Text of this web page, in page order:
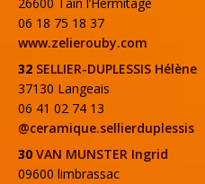
06 18 75 18 37
www.zelierouby.com
32 SELLIER-DUPLESSIS Hélène
37130 Langeais
06 41 02 74 13
@ceramique.sellierduplessis
30 VAN MUNSTER Ingrid
09600 limbrassac